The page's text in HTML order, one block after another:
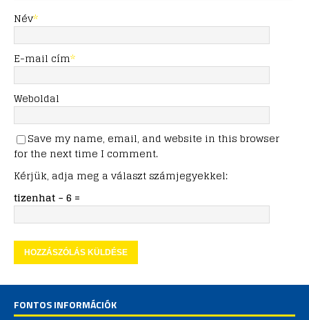
Név*
E-mail cím*
Weboldal
Save my name, email, and website in this browser
for the next time I comment.
Kérjük, adja meg a választ számjegyekkel:
tizenhat − 6 =
FONTOS INFORMÁCIÓK